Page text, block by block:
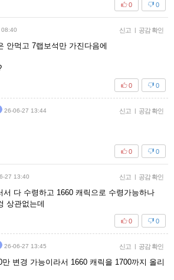
0
0
신고 | 공감 확인
안먹고 7랩보석만 가진다음에
0
0
26-06-27 13:44 신고 | 공감 확인
0
0
27 13:40 신고 | 공감 확인
서 다 수령하고 1660 캐릭으로 수령가능하나
상관없는데
0
0
26-06-27 13:45 신고 | 공감 확인
변경 가능이라서 1660 캐릭을 1700까지 올리